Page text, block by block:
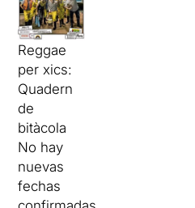
Reggae
per xics:
Quadern
de
bitàcola
No hay
nuevas
fechas